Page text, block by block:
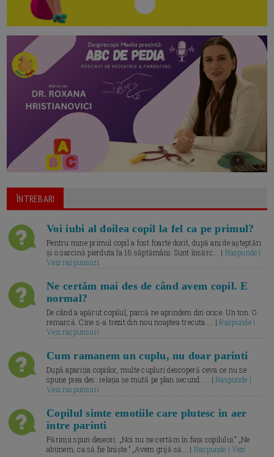
ÎNTREBARI
Voi iubi al doilea copil la fel ca pe primul?
Pentru mine primul copil a fost foarte dorit, după ani de așteptări
și o sarcină pierduta la 16 săptămâni. Sunt însărc... | Raspunde |
Vezi raspunsuri
Ne certăm mai des de când avem copil. E
normal?
De când a apărut copilul, parcă ne aprindem din orice. Un ton. O
remarcă. Cine s-a trezit din nou noaptea trecuta.... |Raspunde |
Vezi raspunsuri
Cum ramanem un cuplu, nu doar parinti
După apariția copiilor, multe cupluri descoperă ceva ce nu se
spune prea des: relația se mută pe plan secund. ... |Raspunde |
Vezi raspunsuri
Copilul simte emotiile care plutesc in aer
intre parinti
Părinții spun deseori: „Noi nu ne certăm în fața copilului.” „Ne
abținem, ca să fie liniște.” „Avem grijă să... | Raspunde | Vezi